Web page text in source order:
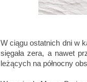
W ciągu ostatnich dni w
sięgała zera, a nawet
leżących na północny